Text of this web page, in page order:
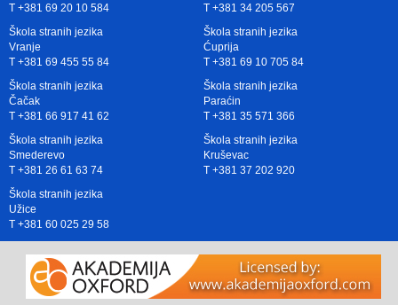
T +381 69 20 10 584
T +381 34 205 567
Škola stranih jezika
Vranje
T +381 69 455 55 84
Škola stranih jezika
Ćuprija
T +381 69 10 705 84
Škola stranih jezika
Čačak
T +381 66 917 41 62
Škola stranih jezika
Paraćin
T +381 35 571 366
Škola stranih jezika
Smederevo
T +381 26 61 63 74
Škola stranih jezika
Kruševac
T +381 37 202 920
Škola stranih jezika
Užice
T +381 60 025 29 58